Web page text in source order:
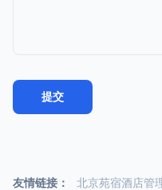
友情链接： 北京苑宿酒店管